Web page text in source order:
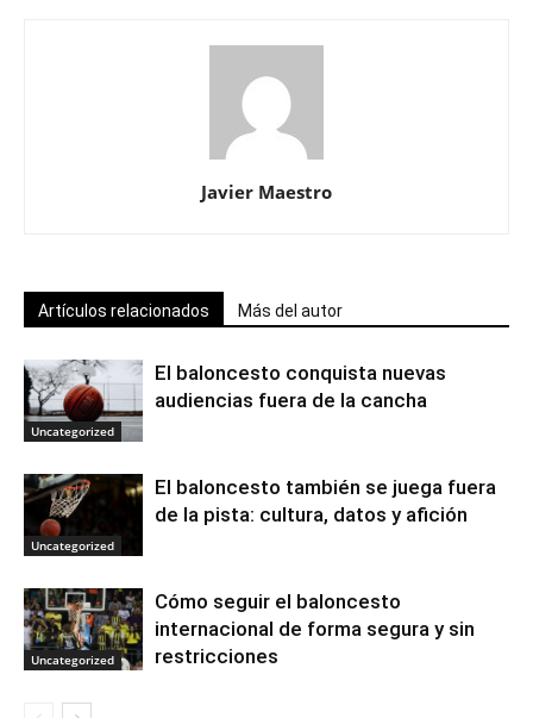
Javier Maestro
Artículos relacionados Más del autor
Uncategorized
El baloncesto conquista nuevas
audiencias fuera de la cancha
Uncategorized
El baloncesto también se juega fuera
de la pista: cultura, datos y afición
Uncategorized
Cómo seguir el baloncesto
internacional de forma segura y sin
restricciones